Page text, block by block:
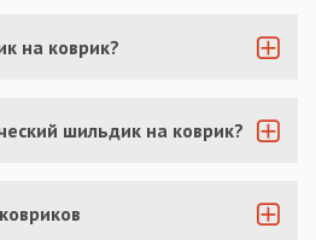
на коврик?
шильдик на коврик?